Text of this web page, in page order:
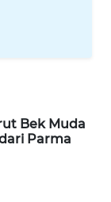
Bek Muda
Parma